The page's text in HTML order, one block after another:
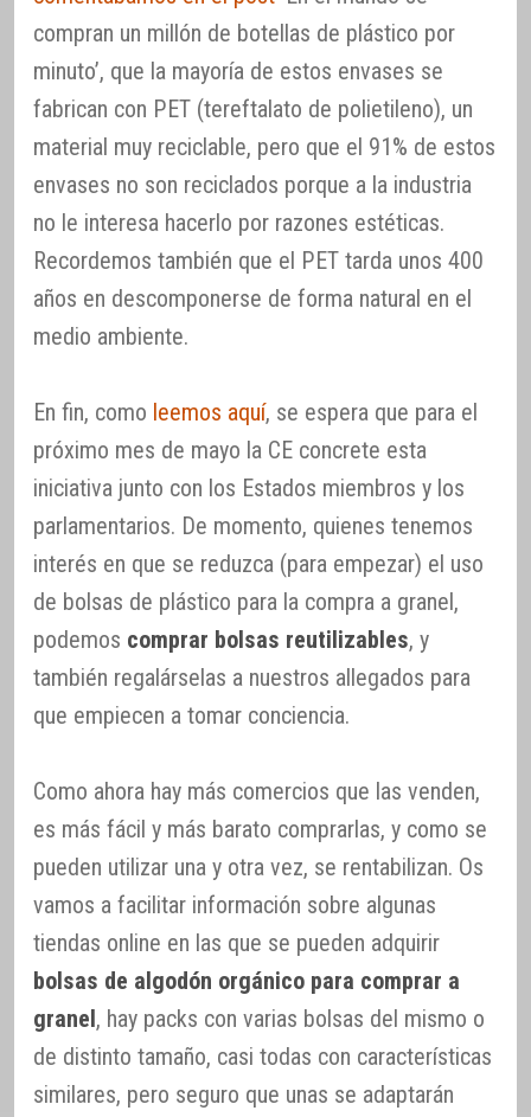
compran un millón de botellas de plástico por
minuto’, que la mayoría de estos envases se
fabrican con PET (tereftalato de polietileno), un
material muy reciclable, pero que el 91% de estos
envases no son reciclados porque a la industria
no le interesa hacerlo por razones estéticas.
Recordemos también que el PET tarda unos 400
años en descomponerse de forma natural en el
medio ambiente.
En fin, como leemos aquí, se espera que para el
próximo mes de mayo la CE concrete esta
iniciativa junto con los Estados miembros y los
parlamentarios. De momento, quienes tenemos
interés en que se reduzca (para empezar) el uso
de bolsas de plástico para la compra a granel,
podemos comprar bolsas reutilizables, y
también regalárselas a nuestros allegados para
que empiecen a tomar conciencia.
Como ahora hay más comercios que las venden,
es más fácil y más barato comprarlas, y como se
pueden utilizar una y otra vez, se rentabilizan. Os
vamos a facilitar información sobre algunas
tiendas online en las que se pueden adquirir
bolsas de algodón orgánico para comprar a
granel, hay packs con varias bolsas del mismo o
de distinto tamaño, casi todas con características
similares, pero seguro que unas se adaptarán